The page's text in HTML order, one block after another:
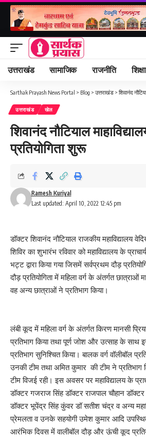
उत्तराखंड सामाजिक राजनीति शिक्षा
Sarthak Prayash News Portal > Blog > उत्तराखंड > शिवानंद
उत्तराखंड खेल
शिवानंद नौटियाल
प्रतियोगिता शुरू
Last updated: April 10, 2022 12:45 pm
Ramesh Kuriyal
डॉक्टर शिवानंद नौटियाल राजकीय महाविद्यालय
शिविर का शुभारंभ रविवार को महाविद्यालय के
भट्ट द्वारा किया गया जिसमें सर्वप्रथम दौड़
दौड़ प्रतियोगिता में महिला वर्ग के अंतर्गत छात्राओं
वह अन्य छात्राओं ने प्रतिभाग किया।
लंबी कूद में महिला वर्ग के अंतर्गत किरण मानसी
प्रतिभाग किया तथा पूर्ण जोश और उत्साह के साथ
प्रतिभाग सुनिश्चित किया। बालक वर्ग वॉलीबॉल
उनकी टीम तथा अमित कुमार की टीम ने प्रतिभाग
टीम विजई रही। इस अवसर पर महाविद्यालय के
डॉक्टर गजराज सिंह डॉक्टर राजपाल चौहान
डॉक्टर भूपेंद्र सिंह कुंवर डॉ सतीश चंद्र व अन्य
प्रेमलता व उनके सहयोगी उमेश कुमार आदि
आरंभिक दिवस में वालीबॉल दौड़ और ऊंची कूद